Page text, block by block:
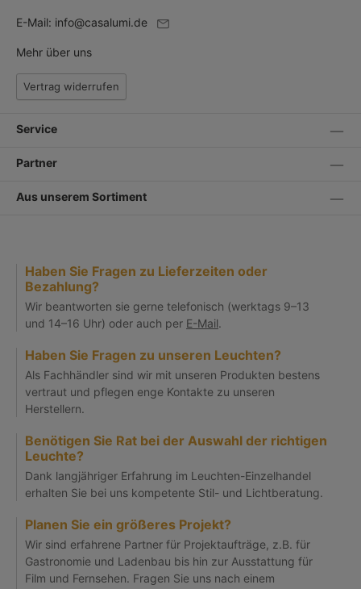
E-Mail: info@casalumi.de
Mehr über uns
Vertrag widerrufen
Service
Partner
Aus unserem Sortiment
Haben Sie Fragen zu Lieferzeiten oder
Bezahlung?
Wir beantworten sie gerne telefonisch (werktags 9–13
und 14–16 Uhr) oder auch per E-Mail.
Haben Sie Fragen zu unseren Leuchten?
Als Fachhändler sind wir mit unseren Produkten bestens
vertraut und pflegen enge Kontakte zu unseren
Herstellern.
Benötigen Sie Rat bei der Auswahl der richtigen
Leuchte?
Dank langjähriger Erfahrung im Leuchten-Einzelhandel
erhalten Sie bei uns kompetente Stil- und Lichtberatung.
Planen Sie ein größeres Projekt?
Wir sind erfahrene Partner für Projektaufträge, z.B. für
Gastronomie und Ladenbau bis hin zur Ausstattung für
Film und Fernsehen. Fragen Sie uns nach einem